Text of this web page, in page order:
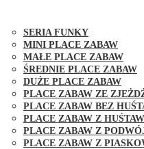
SERIA FUNKY
MINI PLACE ZABAW
MAŁE PLACE ZABAW
ŚREDNIE PLACE ZABAW
DUŻE PLACE ZABAW
PLACE ZABAW ZE
PLACE ZABAW BEZ
PLACE ZABAW Z
PLACE ZABAW Z
PLACE ZABAW Z